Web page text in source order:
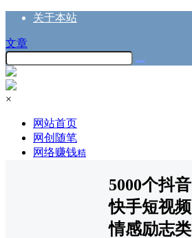
关于本站
文章
×
网站首页
网创随笔
网络赚钱精
5000个抖音
快手短视频
情感励志类